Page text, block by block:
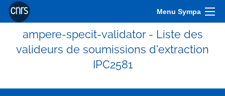
Menu Sympa
ampere-specit-validator - Liste des
valideurs de soumissions d'extraction
IPC2581